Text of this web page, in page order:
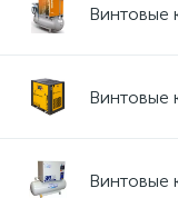
Винтовые
Винтовые
Винтовые